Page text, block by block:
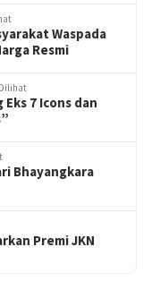
Waspada
Resmi
7 Icons dan
Bhayangkara
Premi JKN